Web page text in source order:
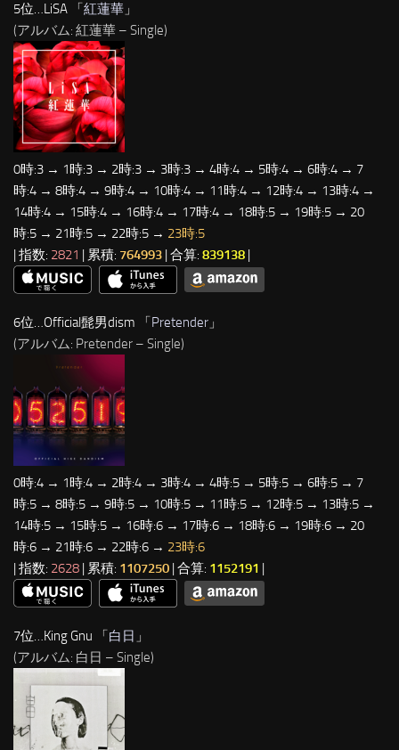
5位…LiSA 「紅蓮華 」
(アルバム: 紅蓮華 – Single)
0時:3 → 1時:3 → 2時:3 → 3時:3 → 4時:4 → 5時:4 → 6時:4 → 7
時:4 → 8時:4 → 9時:4 → 10時:4 → 11時:4 → 12時:4 → 13時:4 →
14時:4 → 15時:4 → 16時:4 → 17時:4 → 18時:5 → 19時:5 → 20
時:5 → 21時:5 → 22時:5 → 23時:5
| 指数: 2821 | 累積: 764993 | 合算: 839138 |
6位…Official髭男dism 「Pretender 」
(アルバム: Pretender – Single)
0時:4 → 1時:4 → 2時:4 → 3時:4 → 4時:5 → 5時:5 → 6時:5 → 7
時:5 → 8時:5 → 9時:5 → 10時:5 → 11時:5 → 12時:5 → 13時:5 →
14時:5 → 15時:5 → 16時:6 → 17時:6 → 18時:6 → 19時:6 → 20
時:6 → 21時:6 → 22時:6 → 23時:6
| 指数: 2628 | 累積: 1107250 | 合算: 1152191 |
7位…King Gnu 「白日 」
(アルバム: 白日 – Single)